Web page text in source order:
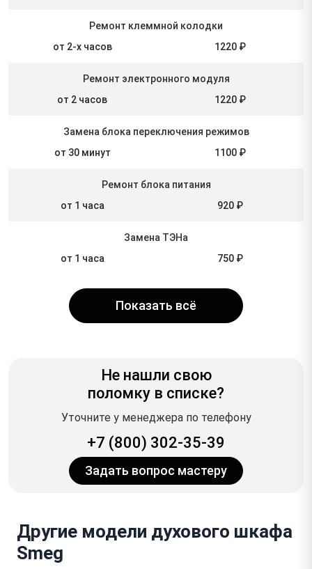
Ремонт клеммной колодки
от 2-х часов
1220 ₽
Ремонт электронного модуля
от 2 часов
1220 ₽
Замена блока переключения режимов
от 30 минут
1100 ₽
Ремонт блока питания
от 1 часа
920 ₽
Замена ТЭНа
от 1 часа
750 ₽
Показать всё
Не нашли свою
поломку в списке?
Уточните у менеджера по телефону
+7 (800) 302-35-39
Задать вопрос мастеру
Другие модели духового шкафа
Smeg